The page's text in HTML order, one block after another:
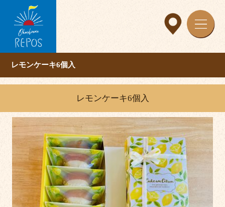
レモンケーキ6個入
レモンケーキ6個入